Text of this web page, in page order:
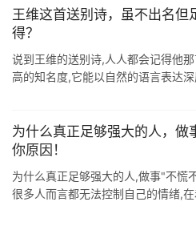
王维这首送别诗，虽不出名但
得？
说到王维的送别诗,人人都会记得他
高的知名度,它能以自然的语言表达
为什么真正足够强大的人，做
你原因！
为什么真正足够强大的人,做事"不慌
很多人而言都无法控制自己的情绪,